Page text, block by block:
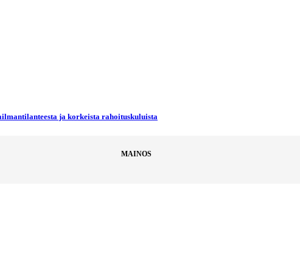
ja korkeista rahoituskuluista
MAINOS